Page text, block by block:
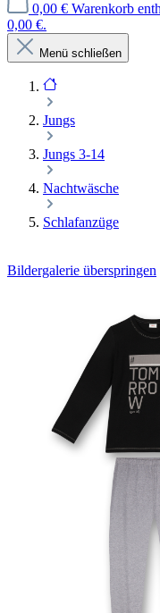
0,00 € Warenkorb
0,00 €.
Menü schließen
Jungs
Jungs 3-14
Nachtwäsche
Schlafanzüge
Bildergalerie überspringen